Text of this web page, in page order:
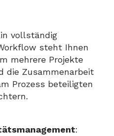
vollständig
steht Ihnen
mehrere Projekte
die Zusammenarbeit
Prozess beteiligten
: